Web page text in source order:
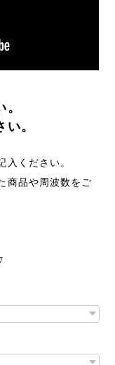
。
入ください。
商品や周波数をご